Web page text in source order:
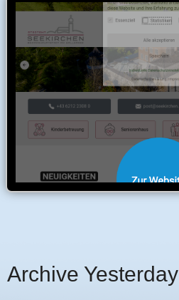
Archive Yesterday